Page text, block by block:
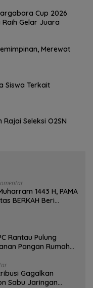
Cup 2026
Raih Gelar Juara
Merewat
Siswa Terkait
Seleksi O2SN
1443 H, PAMA
BERKAH Beri
Rantau Pulung
Pangan Rumah
Gagalkan
Sabu Jaringan